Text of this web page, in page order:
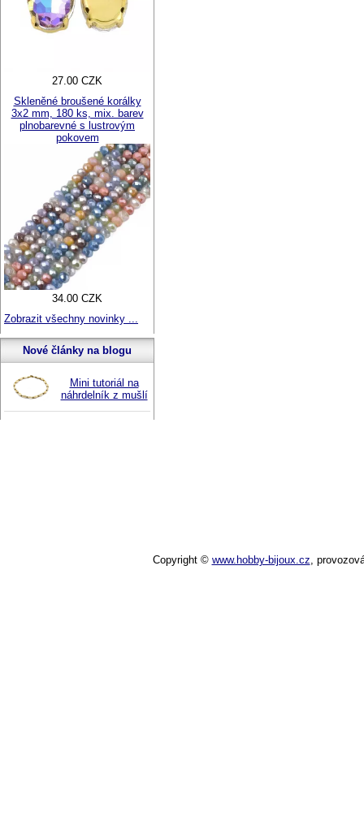
27.00 CZK
Skleněné broušené korálky
3x2 mm, 180 ks, mix. barev
plnobarevné s lustrovým
pokovem
34.00 CZK
Zobrazit všechny novinky ...
Nové články na blogu
Mini tutoriál na
náhrdelník z mušlí
Copyright © www.hobby-bijoux.cz,